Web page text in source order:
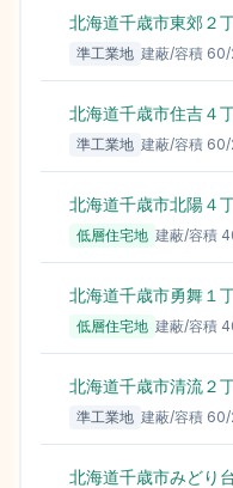
北海道千歳市東郊２
準工業地 建蔽/容積 60/
北海道千歳市住吉４
準工業地 建蔽/容積 60/
北海道千歳市北陽４
低層住宅地 建蔽/容積
北海道千歳市勇舞１
低層住宅地 建蔽/容積
北海道千歳市清流２
準工業地 建蔽/容積 60/
北海道千歳市みどり